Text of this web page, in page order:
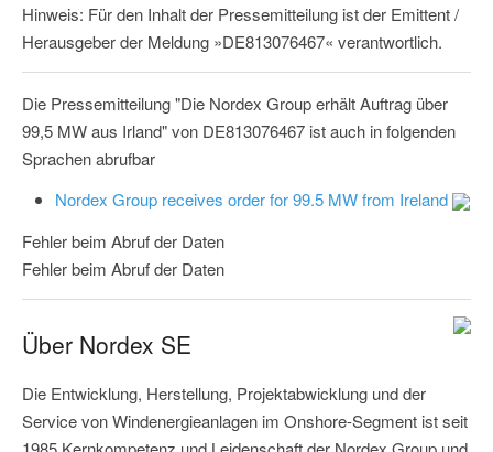
Hinweis: Für den Inhalt der Pressemitteilung ist der Emittent /
Herausgeber der Meldung »DE813076467« verantwortlich.
Die Pressemitteilung "Die Nordex Group erhält Auftrag über
99,5 MW aus Irland" von DE813076467 ist auch in folgenden
Sprachen abrufbar
Nordex Group receives order for 99.5 MW from Ireland
Fehler beim Abruf der Daten
Fehler beim Abruf der Daten
Über Nordex SE
Die Entwicklung, Herstellung, Projektabwicklung und der
Service von Windenergieanlagen im Onshore-Segment ist seit